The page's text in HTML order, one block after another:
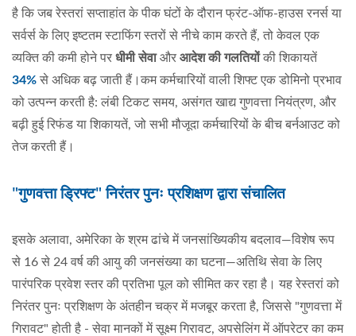
है कि जब रेस्तरां सप्ताहांत के पीक घंटों के दौरान फ्रंट-ऑफ-हाउस रनर्स या
सर्वर्स के लिए इष्टतम स्टाफिंग स्तरों से नीचे काम करते हैं, तो केवल एक
व्यक्ति की कमी होने पर धीमी सेवाऔर आदेश की गलतियोंकी शिकायतें
34% से अधिक बढ़ जाती हैं।कम कर्मचारियों वाली शिफ्ट एक डोमिनो प्रभाव
को उत्पन्न करती है: लंबी टिकट समय, असंगत खाद्य गुणवत्ता नियंत्रण, और
बढ़ी हुई रिफंड या शिकायतें, जो सभी मौजूदा कर्मचारियों के बीच बर्नआउट को
तेज करती हैं।
"गुणवत्ता ड्रिफ्ट" निरंतर पुनः प्रशिक्षण द्वारा संचालित
इसके अलावा, अमेरिका के श्रम ढांचे में जनसांख्यिकीय बदलाव—विशेष रूप
से 16 से 24 वर्ष की आयु की जनसंख्या का घटना—अतिथि सेवा के लिए
पारंपरिक प्रवेश स्तर की प्रतिभा पूल को सीमित कर रहा है। यह रेस्तरां को
निरंतर पुनः प्रशिक्षण के अंतहीन चक्र में मजबूर करता है, जिससे "गुणवत्ता में
गिरावट" होती है - सेवा मानकों में सूक्ष्म गिरावट, अपसेलिंग में ऑपरेटर का कम